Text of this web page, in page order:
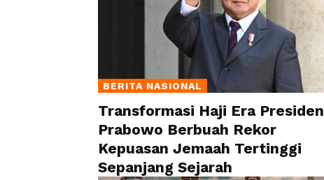
BERITA NASIONAL
Transformasi Haji Era Presiden
Prabowo Berbuah Rekor
Kepuasan Jemaah Tertinggi
Sepanjang Sejarah